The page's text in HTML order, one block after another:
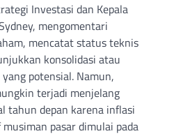
Investasi dan Kepala
mengomentari
mencatat status teknis
konsolidasi atau
potensial. Namun,
terjadi menjelang
tahun depan karena inflasi
pasar dimulai pada